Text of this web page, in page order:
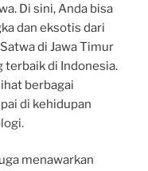
Di sini, Anda bisa
dan eksotis dari
di Jawa Timur
terbaik di Indonesia.
berbagai
di kehidupan
menawarkan